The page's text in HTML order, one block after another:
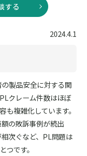
する
2024.4.1
製品安全に対する関
クレーム件数はほぼ
も複雑化しています。
の敗訴事例が続出
次ぐなど、PL問題は
つです。